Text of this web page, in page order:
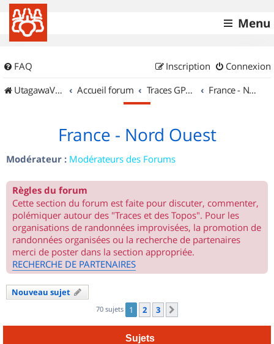
Menu
FAQ Connexion
Inscription
UtagawaVTT (Randos VTT et VTTAE avec traces GPS)
Accueil forum Traces GPS de randos VTT France - Nord Ouest
France - Nord Ouest
Modérateur : Modérateurs des Forums
Règles du forum
Cette section du forum est faite pour discuter, commenter,
polémiquer autour des "Traces et des Topos". Pour les
organisations de randonnées improvisées, la promotion de
randonnées organisées ou la recherche de partenaires
merci de poster dans la section appropriée.
RECHERCHE DE PARTENAIRES
Nouveau sujet
70 sujets 1 2 3
Sujets